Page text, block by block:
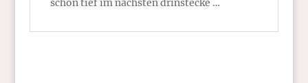
schon tief im nächsten drinstecke …